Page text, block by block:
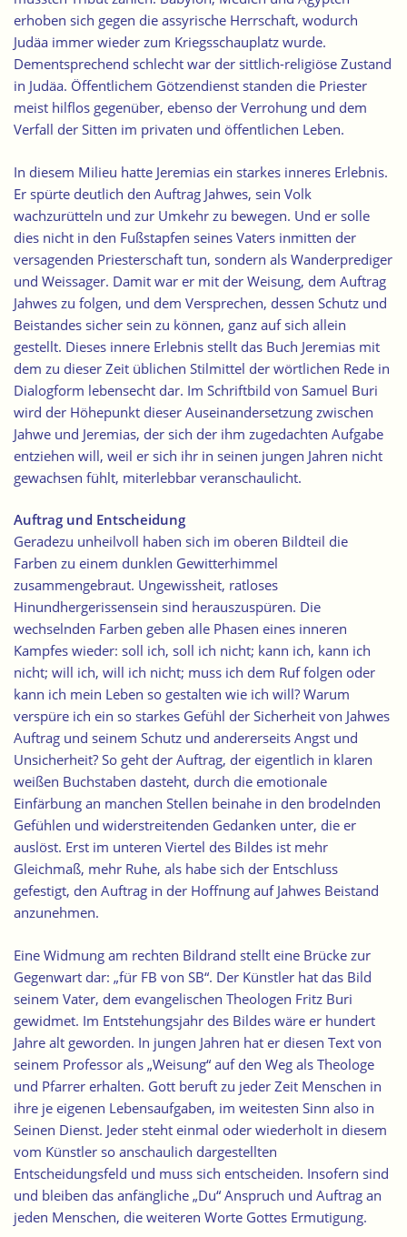
erhoben sich gegen die assyrische Herrschaft, wodurch
Judäa immer wieder zum Kriegsschauplatz wurde.
Dementsprechend schlecht war der sittlich-religiöse Zustand
in Judäa. Öffentlichem Götzendienst standen die Priester
meist hilflos gegenüber, ebenso der Verrohung und dem
Verfall der Sitten im privaten und öffentlichen Leben.
In diesem Milieu hatte Jeremias ein starkes inneres Erlebnis.
Er spürte deutlich den Auftrag Jahwes, sein Volk
wachzurütteln und zur Umkehr zu bewegen. Und er solle
dies nicht in den Fußstapfen seines Vaters inmitten der
versagenden Priesterschaft tun, sondern als Wanderprediger
und Weissager. Damit war er mit der Weisung, dem Auftrag
Jahwes zu folgen, und dem Versprechen, dessen Schutz und
Beistandes sicher sein zu können, ganz auf sich allein
gestellt. Dieses innere Erlebnis stellt das Buch Jeremias mit
dem zu dieser Zeit üblichen Stilmittel der wörtlichen Rede in
Dialogform lebensecht dar. Im Schriftbild von Samuel Buri
wird der Höhepunkt dieser Auseinandersetzung zwischen
Jahwe und Jeremias, der sich der ihm zugedachten Aufgabe
entziehen will, weil er sich ihr in seinen jungen Jahren nicht
gewachsen fühlt, miterlebbar veranschaulicht.
Auftrag und Entscheidung
Geradezu unheilvoll haben sich im oberen Bildteil die
Farben zu einem dunklen Gewitterhimmel
zusammengebraut. Ungewissheit, ratloses
Hinundhergerissensein sind herauszuspüren. Die
wechselnden Farben geben alle Phasen eines inneren
Kampfes wieder: soll ich, soll ich nicht; kann ich, kann ich
nicht; will ich, will ich nicht; muss ich dem Ruf folgen oder
kann ich mein Leben so gestalten wie ich will? Warum
verspüre ich ein so starkes Gefühl der Sicherheit von Jahwes
Auftrag und seinem Schutz und andererseits Angst und
Unsicherheit? So geht der Auftrag, der eigentlich in klaren
weißen Buchstaben dasteht, durch die emotionale
Einfärbung an manchen Stellen beinahe in den brodelnden
Gefühlen und widerstreitenden Gedanken unter, die er
auslöst. Erst im unteren Viertel des Bildes ist mehr
Gleichmaß, mehr Ruhe, als habe sich der Entschluss
gefestigt, den Auftrag in der Hoffnung auf Jahwes Beistand
anzunehmen.
Eine Widmung am rechten Bildrand stellt eine Brücke zur
Gegenwart dar: „für FB von SB“. Der Künstler hat das Bild
seinem Vater, dem evangelischen Theologen Fritz Buri
gewidmet. Im Entstehungsjahr des Bildes wäre er hundert
Jahre alt geworden. In jungen Jahren hat er diesen Text von
seinem Professor als „Weisung“ auf den Weg als Theologe
und Pfarrer erhalten. Gott beruft zu jeder Zeit Menschen in
ihre je eigenen Lebensaufgaben, im weitesten Sinn also in
Seinen Dienst. Jeder steht einmal oder wiederholt in diesem
vom Künstler so anschaulich dargestellten
Entscheidungsfeld und muss sich entscheiden. Insofern sind
und bleiben das anfängliche „Du“ Anspruch und Auftrag an
jeden Menschen, die weiteren Worte Gottes Ermutigung.